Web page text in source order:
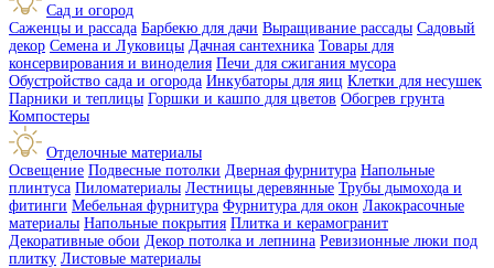
Сад и огород
Саженцы и рассада Барбекю для дачи Выращивание рассады Садовый
декор Семена и Луковицы Дачная сантехника Товары для
консервирования и виноделия Печи для сжигания мусора
Обустройство сада и огорода Инкубаторы для яиц Клетки для несушек
Парники и теплицы Горшки и кашпо для цветов Обогрев грунта
Компостеры
Отделочные материалы
Освещение Подвесные потолки Дверная фурнитура Напольные
плинтуса Пиломатериалы Лестницы деревянные Трубы дымохода и
фитинги Мебельная фурнитура Фурнитура для окон Лакокрасочные
материалы Напольные покрытия Плитка и керамогранит
Декоративные обои Декор потолка и лепнина Ревизионные люки под
плитку Листовые материалы